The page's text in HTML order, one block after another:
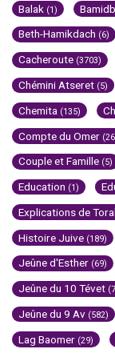
Balak (1)
Beth-Hamikdach (6)
Cacheroute (3703)
Chémini Atseret (5)
Chemita (135)
Compte du Omer
Couple et Famille (5)
Education (1)
Explications de
Histoire Juive (189)
Jeûne d'Esther (69)
Jeûne du 10 Tévet
Jeûne du 9 Av (582)
Lag Baomer (29)